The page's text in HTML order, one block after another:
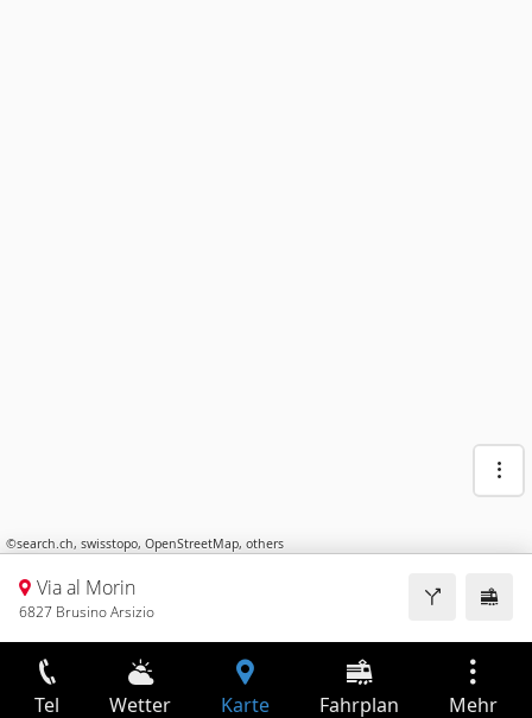
©search.ch, swisstopo, OpenStreetMap, others
Via al Morin
6827 Brusino Arsizio
Tel Wetter Karte Fahrplan Mehr